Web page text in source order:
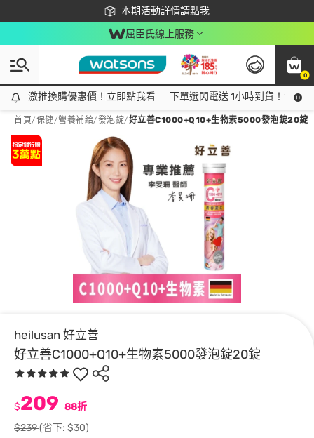
本期活動詳情請點我
下載app最高回饋$350
屈臣氏線上服務
0
激推換購優惠價！立即點我看
激推換購優惠價！立即點我看 下單選閃電送 1小時到貨！領神
首頁/保健/營養補給/發泡錠/好立善C1000+Q10+生物素5000發泡錠20錠
heilusan 好立善
好立善C1000+Q10+生物素5000發泡錠20錠
$209 88折
$239(省下: $30)